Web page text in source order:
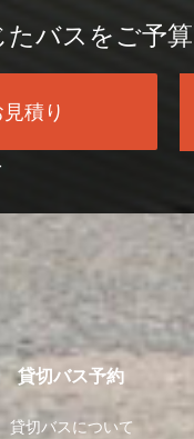
たバスをご予
積り
貸切バス予約
貸切バスについて